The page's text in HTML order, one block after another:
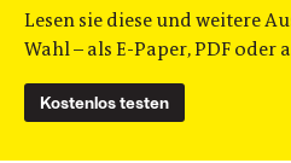
Lesen sie diese und weitere
Wahl – als E-Paper, PDF oder
Kostenlos testen